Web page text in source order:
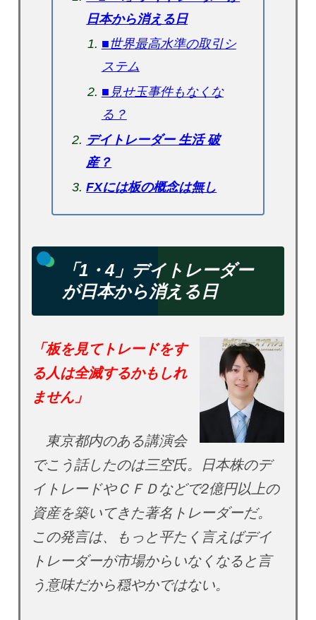
日本から消える日
■世界最高水準の取引シ
ステム
■見せ玉事件もなくな
る？
デイトレーダー 生活 破
産？
FXには板の概念は無し
「1・4」デイトレーダー
が日本から消える日
「板を見てトレードをす
る人は全滅するかもしれ
ません」
東京都内のある講演会
でこう話したのは三空氏。日本株のデ
イトレードやＣＦＤなどで2億円以上の
資産を築いてきた著名トレーダーだ。
この発言は、もっと平たく言えばデイ
トレーダーが市場からいなくなると言
う意味だから穏やかではない。